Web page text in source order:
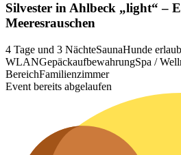
Silvester in Ahlbeck „light“ –
Meeresrauschen
4 Tage und 3 NächteSaunaHunde
WLANGepäckaufbewahrungSpa /
BereichFamilienzimmer
Event bereits abgelaufen